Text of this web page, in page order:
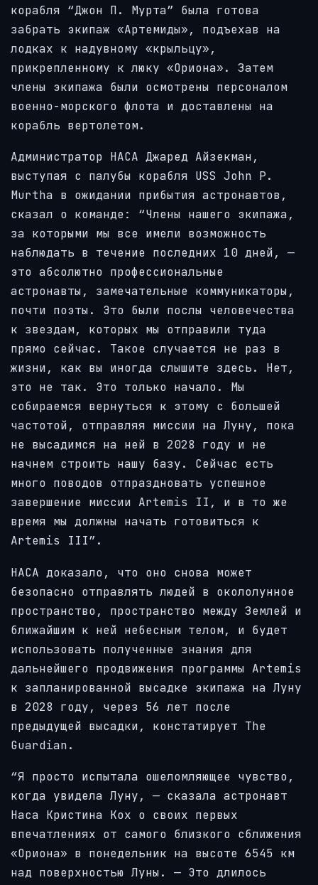
корабля “Джон П. Мурта” была готова
забрать экипаж «Артемиды», подъехав на
лодках к надувному «крыльцу»,
прикрепленному к люку «Ориона». Затем
члены экипажа были осмотрены персоналом
военно-морского флота и доставлены на
корабль вертолетом.
Администратор НАСА Джаред Айзекман,
выступая с палубы корабля USS John P.
Murtha в ожидании прибытия астронавтов,
сказал о команде: “Члены нашего экипажа,
за которыми мы все имели возможность
наблюдать в течение последних 10 дней, —
это абсолютно профессиональные
астронавты, замечательные коммуникаторы,
почти поэты. Это были послы человечества
к звездам, которых мы отправили туда
прямо сейчас. Такое случается не раз в
жизни, как вы иногда слышите здесь. Нет,
это не так. Это только начало. Мы
собираемся вернуться к этому с большей
частотой, отправляя миссии на Луну, пока
не высадимся на ней в 2028 году и не
начнем строить нашу базу. Сейчас есть
много поводов отпраздновать успешное
завершение миссии Artemis II, и в то же
время мы должны начать готовиться к
Artemis III”.
НАСА доказало, что оно снова может
безопасно отправлять людей в окололунное
пространство, пространство между Землей и
ближайшим к ней небесным телом, и будет
использовать полученные знания для
дальнейшего продвижения программы Artemis
к запланированной высадке экипажа на Луну
в 2028 году, через 56 лет после
предыдущей высадки, констатирует The
Guardian.
“Я просто испытала ошеломляющее чувство,
когда увидела Луну, — сказала астронавт
Наса Кристина Кох о своих первых
впечатлениях от самого близкого сближения
«Ориона» в понедельник на высоте 6545 км
над поверхностью Луны. — Это длилось